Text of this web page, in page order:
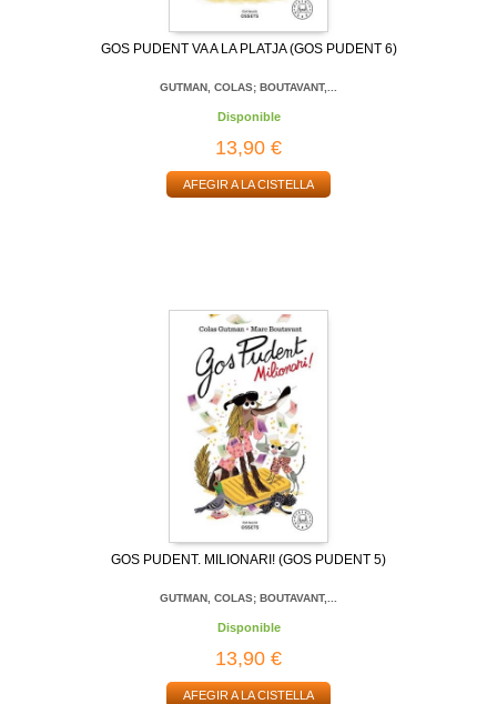
GOS PUDENT VA A LA PLATJA (GOS PUDENT 6)
GUTMAN, COLAS; BOUTAVANT,...
Disponible
13,90 €
AFEGIR A LA CISTELLA
GOS PUDENT. MILIONARI! (GOS PUDENT 5)
GUTMAN, COLAS; BOUTAVANT,...
Disponible
13,90 €
AFEGIR A LA CISTELLA